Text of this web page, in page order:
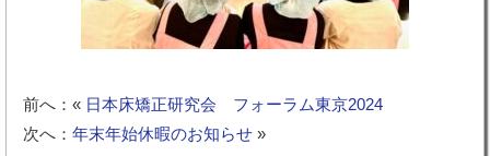
前へ：« 日本床矯正研究会 フォーラム東京2024
次へ： 年末年始休暇のお知らせ »